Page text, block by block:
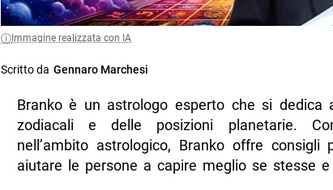
Immagine realizzata con IA
Scritto da Gennaro Marchesi
Branko è un astrologo esperto che si dedica
zodiacali e delle posizioni planetarie.
nell’ambito astrologico, Branko offre consigli
aiutare le persone a capire meglio se stesse